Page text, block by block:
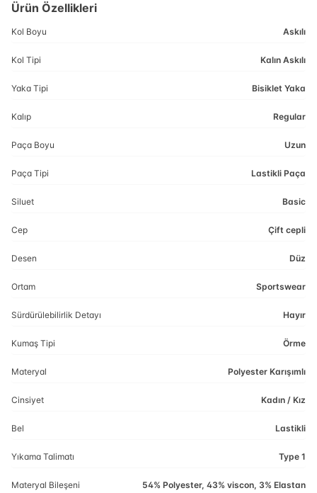
Ürün Özellikleri
Kol Boyu Askılı
Kol Tipi Kalın Askılı
Yaka Tipi Bisiklet Yaka
Kalıp Regular
Paça Boyu Uzun
Paça Tipi Lastikli Paça
Siluet Basic
Cep Çift cepli
Desen Düz
Ortam Sportswear
Sürdürülebilirlik Detayı Hayır
Kumaş Tipi Örme
Materyal Polyester Karışımlı
Cinsiyet Kadın / Kız
Bel Lastikli
Yıkama Talimatı Type 1
Materyal Bileşeni 54% Polyester, 43% viscon, 3% Elastan